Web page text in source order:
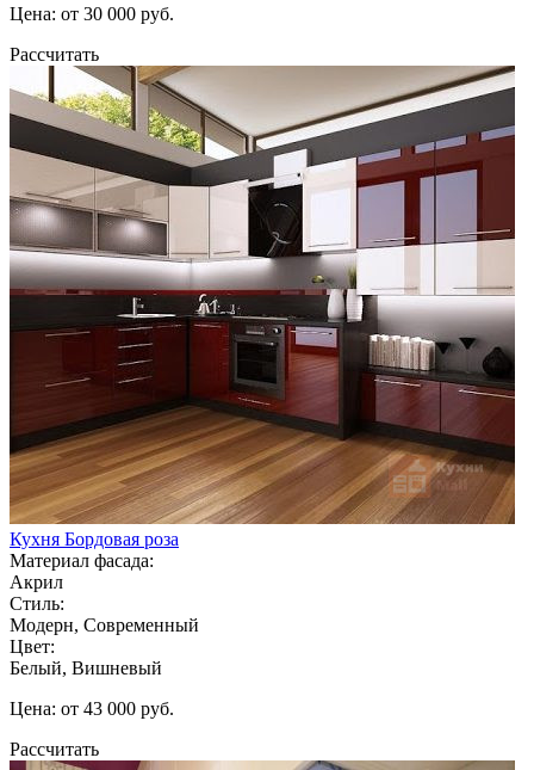
Цена: от 30 000 руб.
Рассчитать
Кухня Бордовая роза
Материал фасада:
Акрил
Стиль:
Модерн, Современный
Цвет:
Белый, Вишневый
Цена: от 43 000 руб.
Рассчитать